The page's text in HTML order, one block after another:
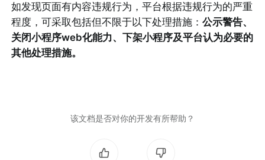
如发现页面有内容违规行为，平台根据违规行为的严重
程度，可采取包括但不限于以下处理措施：公示警告、
关闭小程序web化能力、下架小程序及平台认为必要的
其他处理措施。
该文档是否对你的开发有所帮助？